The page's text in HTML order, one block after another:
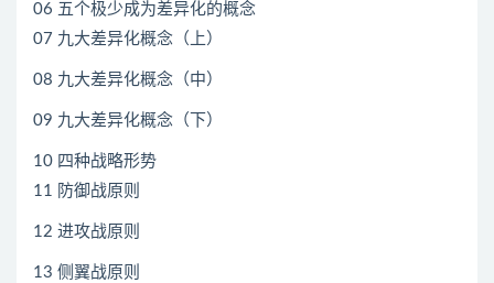
06 五个极少成为差异化的概念
07 九大差异化概念（上）
08 九大差异化概念（中）
09 九大差异化概念（下）
10 四种战略形势
11 防御战原则
12 进攻战原则
13 侧翼战原则